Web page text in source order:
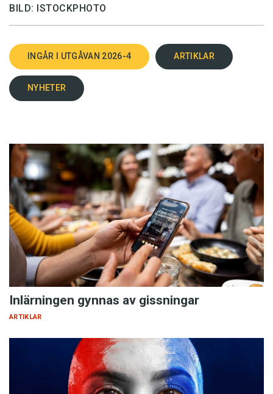
BILD: ISTOCKPHOTO
INGÅR I UTGÅVAN 2026-4 ARTIKLAR
NYHETER
Inlärningen gynnas av gissningar
ARTIKLAR